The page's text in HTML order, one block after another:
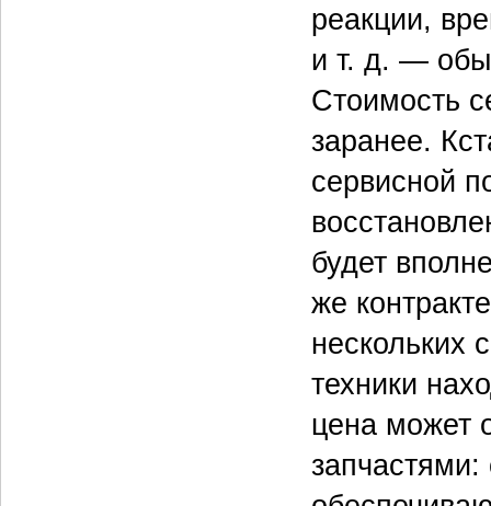
реакции,
и т. д. —
Стоимость
заранее.
сервисной
будет
же
нескольких
техники
цена может
запчастями: